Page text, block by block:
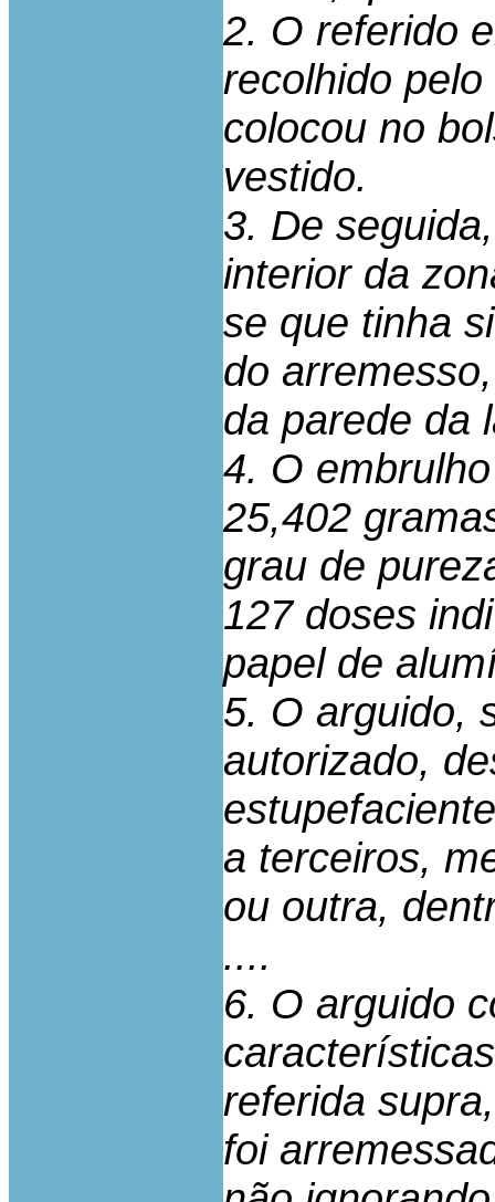
2. O referido
recolhido
colocou no
vestido.
3. De
interior da
se que tinha
do
da parede da
4. O
25,402
grau de
127 doses
papel de
5. O arguido,
autorizado,
a terceiros,
ou outra,
....
6. O arguido
referida
foi